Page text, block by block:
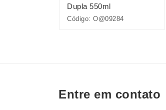
Dupla 550ml
Código: O@09284
Entre em contato